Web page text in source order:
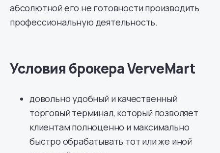
абсолютной его не готовности производить
профессиональную деятельность.
Условия брокера VerveMart
довольно удобный и качественный
торговый терминал, который позволяет
клиентам полноценно и максимально
быстро обрабатывать тот или же иной